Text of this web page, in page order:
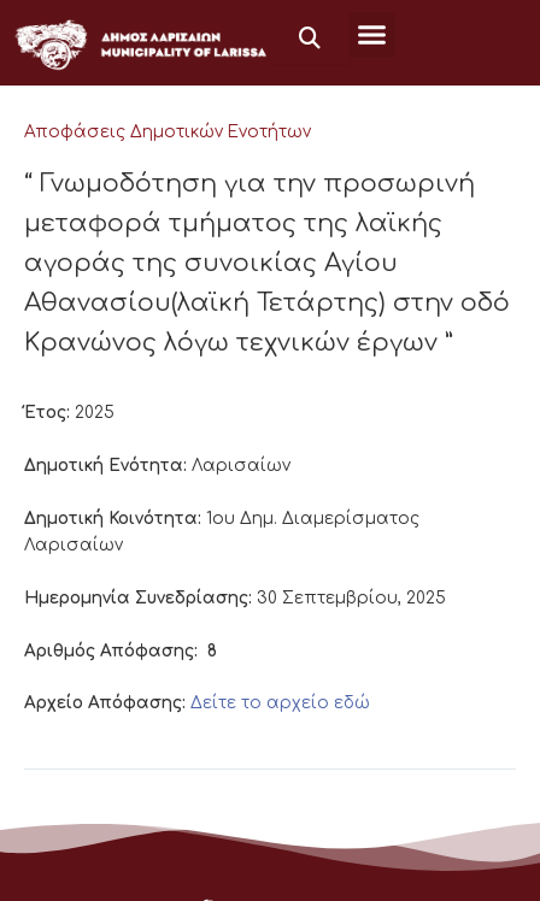
στο
περιεχόμενο
Αποφάσεις Δημοτικών Ενοτήτων
“ Γνωμοδότηση για την προσωρινή
μεταφορά τμήματος της λαϊκής
αγοράς της συνοικίας Αγίου
Αθανασίου(λαϊκή Τετάρτης) στην οδό
Κρανώνος λόγω τεχνικών έργων ”
Έτος: 2025
Δημοτική Ενότητα: Λαρισαίων
Δημοτική Κοινότητα: 1ου Δημ. Διαμερίσματος
Λαρισαίων
Ημερομηνία Συνεδρίασης: 30 Σεπτεμβρίου, 2025
Αριθμός Απόφασης: 8
Αρχείο Απόφασης: Δείτε το αρχείο εδώ